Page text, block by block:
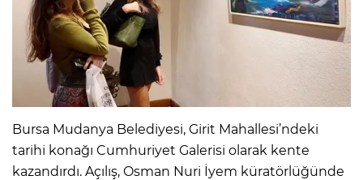
Bursa Mudanya Belediyesi, Girit Mahallesi’ndeki
tarihi konağı Cumhuriyet Galerisi olarak kente
kazandırdı. Açılış, Osman Nuri İyem küratörlüğünde